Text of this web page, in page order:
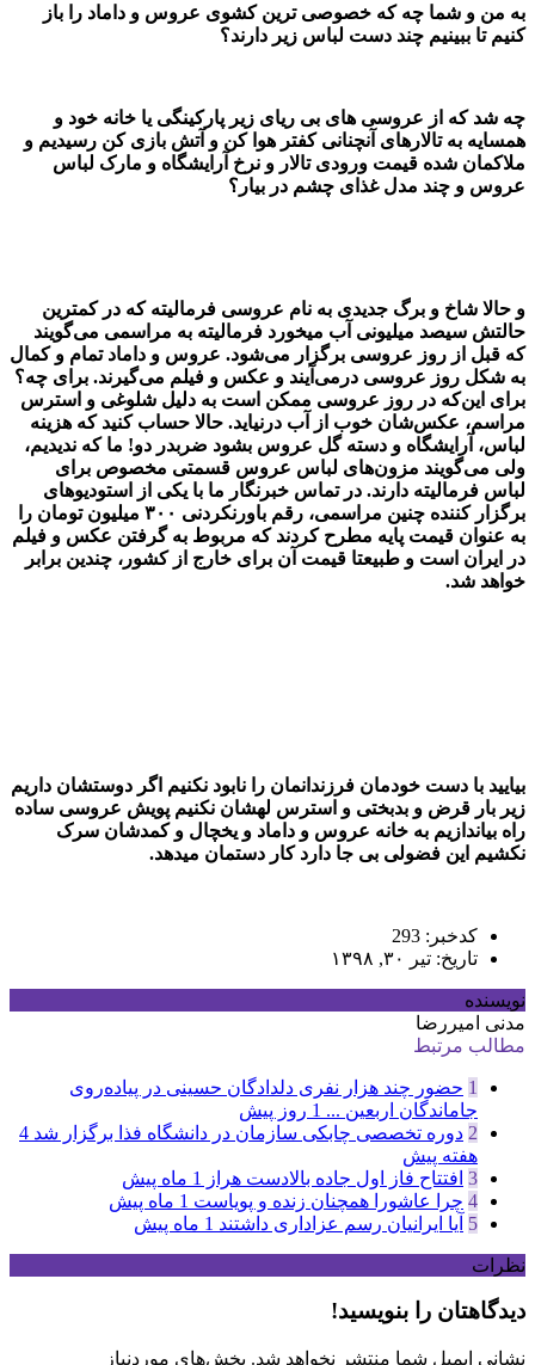
به من و شما چه که خصوصی ترین کشوی عروس و داماد را باز
کنیم تا ببینیم چند دست لباس زیر دارند؟
چه شد که از عروسی های بی ریای زیر پارکینگی یا خانه خود و
همسایه به تالارهای آنچنانی کفتر هوا کن و آتش بازی کن رسیدیم و
ملاکمان شده قیمت ورودی تالار و نرخ آرایشگاه و مارک لباس
عروس و چند مدل غذای چشم در بیار؟
و حالا شاخ و برگ جدیدی به نام عروسی فرمالیته که در کمترین
حالتش سیصد میلیونی آب میخورد فرمالیته به مراسمی می‌گویند
که قبل از روز عروسی برگزار می‌شود. عروس و داماد تمام و کمال
به شکل روز عروسی درمی‌آیند و عکس و فیلم می‌گیرند. برای چه؟
برای این‌که در روز عروسی ممکن است به دلیل شلوغی و استرس
مراسم، عکس‌شان خوب از آب درنیاید. حالا حساب کنید که هزینه
لباس، آرایشگاه و دسته گل عروس بشود ضربدر دو! ما که ندیدیم،
ولی می‌گویند مزون‌های لباس عروس قسمتی مخصوص برای
لباس فرمالیته دارند. در تماس خبرنگار ما با یکی از استودیو‌های
برگزار کننده چنین مراسمی، رقم باورنکردنی ۳۰۰ میلیون تومان را
به عنوان قیمت پایه مطرح کردند که مربوط به گرفتن عکس و فیلم
در ایران است و طبیعتا قیمت آن برای خارج از کشور، چندین برابر
خواهد شد.
بیایید با دست خودمان فرزندانمان را نابود نکنیم اگر دوستشان داریم
زیر بار قرض و بدبختی و استرس لهشان نکنیم پویش عروسی ساده
راه بیاندازیم به خانه عروس و داماد و یخچال و کمدشان سرک
نکشیم این فضولی بی جا دارد کار دستمان میدهد.
کدخبر: 293
تاریخ: تیر ۳۰, ۱۳۹۸
نویسنده
مدنی امیررضا
مطالب مرتبط
1 حضور چند هزار نفری دلدادگان حسینی در پیاده‌روی
جاماندگان اربعین ... 1 روز پیش
2 دوره تخصصی چابکی سازمان در دانشگاه فذا برگزار شد 4
هفته پیش
3 افتتاح فاز اول جاده بالادست هراز
1 ماه پیش
4 چرا عاشورا همچنان زنده و پویاست 1 ماه پیش
5 آیا ایرانیان رسم عزاداری داشتند 1 ماه پیش
نظرات
دیدگاهتان را بنویسید!
نشانی ایمیل شما منتشر نخواهد شد. بخش‌های موردنیاز